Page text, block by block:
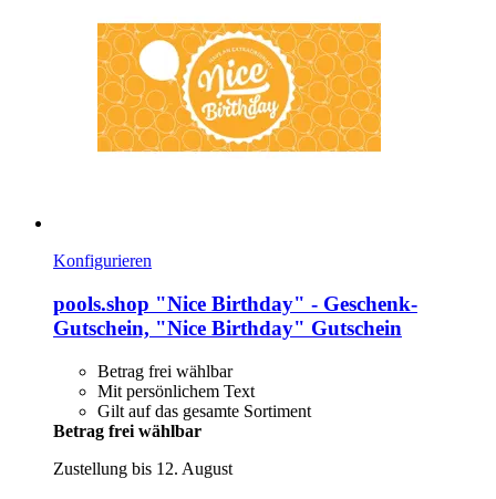
Konfigurieren
pools.shop "Nice Birthday" -​ Geschenk-​
Gutschein, "Nice Birthday" Gutschein
Betrag frei wählbar
Mit persönlichem Text
Gilt auf das gesamte Sortiment
Betrag frei wählbar
Zustellung bis 12. August